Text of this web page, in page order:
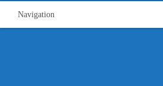
Navigation